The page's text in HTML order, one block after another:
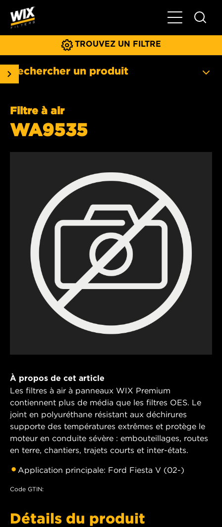
Basculer la
TROUVEZ UN FILTRE
Rechercher un produit
Filtre à air
WA9535
À propos de cet article
Les filtres à air à panneaux WIX Premium
contiennent plus de média que les filtres OES. Le
joint en polyuréthane résistant aux déchirures
supporte des températures extrêmes et protège le
moteur en conduite sévère : embouteillages, routes
en terre, chantiers, trajets courts et inter-états.
Application principale: Ford Fiesta V (02-)
Code GTIN:
Détails du produit